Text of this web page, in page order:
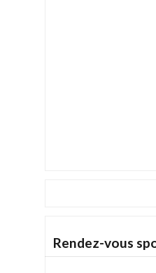
Rendez-vous